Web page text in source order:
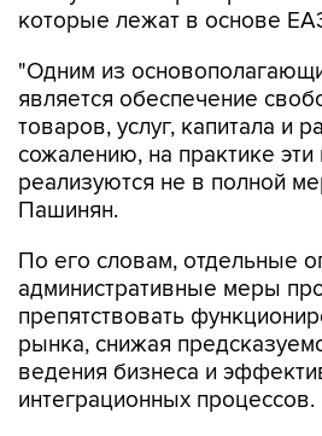
которые лежат в основе
"Одним из
является обеспечение
товаров, услуг, капитала и
сожалению, на практике
реализуются не в полной
Пашинян.
По его словам, отдельные
административные меры
препятствовать
рынка, снижая
ведения бизнеса и
интеграционных процессов.